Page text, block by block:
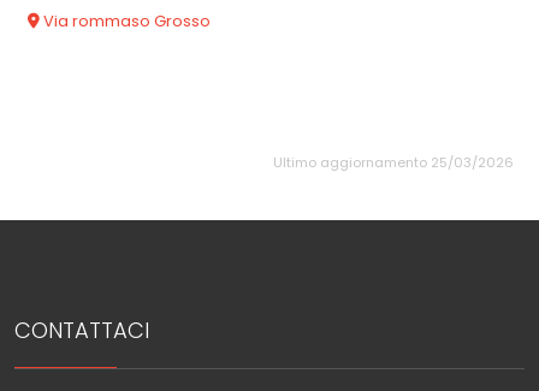
Via rommaso Grosso
Ultimo aggiornamento 25/03/2026
CONTATTACI